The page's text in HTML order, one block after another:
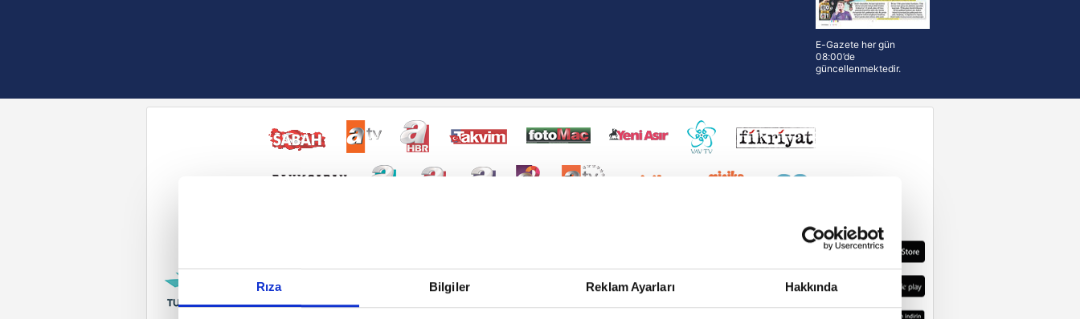
Rıza Bilgiler Reklam Ayarları Hakkında
Reddet
E-Gazete her gün
08:00’de
güncellenmektedir.